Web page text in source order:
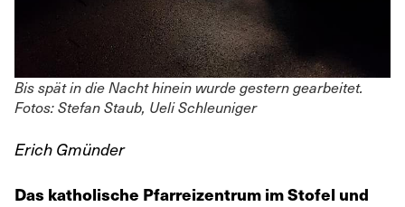
Bis spät in die Nacht hinein wurde gestern gearbeitet.
Fotos: Stefan Staub, Ueli Schleuniger
Erich Gmünder
Das katholische Pfarreizentrum im Stofel und